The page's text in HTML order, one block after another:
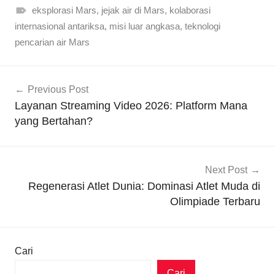
eksplorasi Mars, jejak air di Mars, kolaborasi
internasional antariksa, misi luar angkasa, teknologi
pencarian air Mars
pos
Previous Post
Layanan Streaming Video 2026: Platform Mana
yang Bertahan?
Next Post
Regenerasi Atlet Dunia: Dominasi Atlet Muda di
Olimpiade Terbaru
Cari